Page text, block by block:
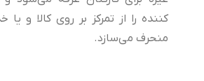
کننده را از تمرکز بر روی کالا و یا
منحرف می‌سازد.